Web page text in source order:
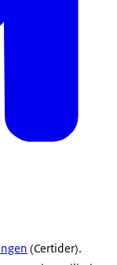
(Certider).